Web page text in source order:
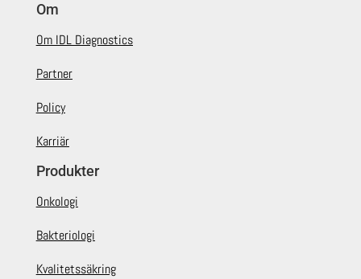
Om
Om IDL Diagnostics
Partner
Policy
Karriär
Produkter
Onkologi
Bakteriologi
Kvalitetssäkring